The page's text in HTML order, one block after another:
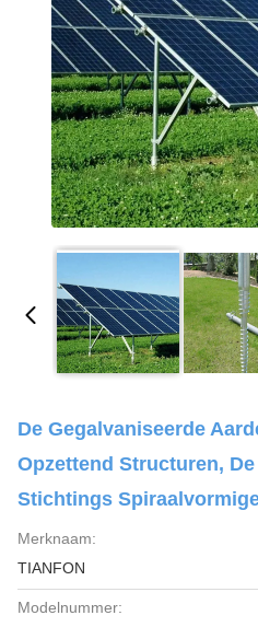
De Gegalvaniseerde
Opzettend Structuren,
Stichtings
Merknaam:
TIANFON
Modelnummer: